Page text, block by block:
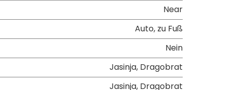
Near
Auto, zu Fuß
Nein
Jasinja, Dragobrat
Jasinja, Dragobrat